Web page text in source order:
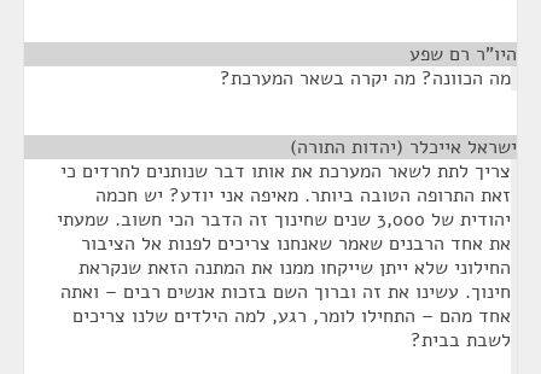
היו"ר רם שפע
מה הכוונה? מה יקרה בשאר המערכת?
ישראל אייכלר (יהדות התורה)
צריך לתת לשאר המערכת את אותו דבר שנותנים לחרדים כי
זאת התרופה הטובה ביותר. מאיפה אני יודע? יש חכמה
יהודית של 3,000 שנים שחינוך זה הדבר הכי חשוב. שמעתי
את אחד הרבנים שאמר שאנחנו צריכים לפנות אל הציבור
החילוני שלא ייתן שייקחו ממנו את המתנה הזאת שנקראת
חינוך. עשינו את זה וברוך השם בזכות אנשים רבים – ואתה
אחד מהם – התחילו לומר, רגע, למה הילדים שלנו צריכים
לשבת בבית?